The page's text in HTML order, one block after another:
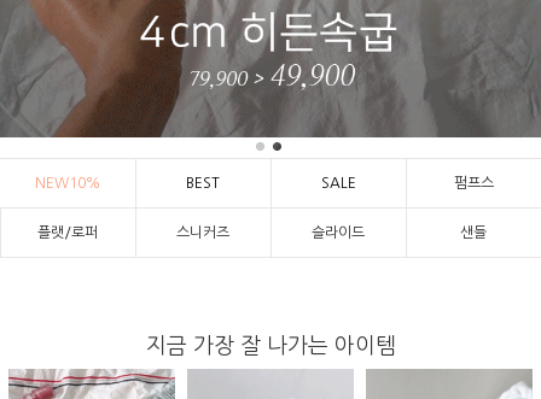
NEW10% BEST SALE 펌프스
플랫/로퍼 스니커즈 슬라이드 샌들
지금 가장 잘 나가는 아이템